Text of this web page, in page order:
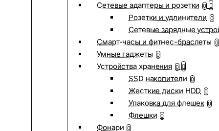
Сетевые адаптеры и розетки 0
Розетки и удлинители 0
Сетевые зарядные
Смарт-часы и фитнес-браслеты 0
Умные гаджеты 0
Устройства хранения 0
SSD накопители 0
Жесткие диски HDD 0
Упаковка для флешек 0
Флешки 0
Фонари 0